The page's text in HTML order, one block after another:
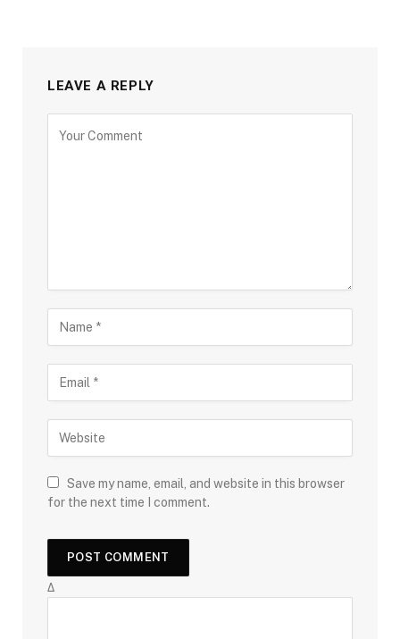
LEAVE A REPLY
Save my name, email, and website in this browser
for the next time I comment.
Δ